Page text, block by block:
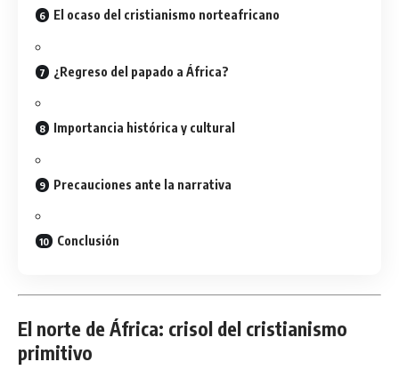
El ocaso del cristianismo norteafricano
¿Regreso del papado a África?
Importancia histórica y cultural
Precauciones ante la narrativa
Conclusión
El norte de África: crisol del cristianismo
primitivo